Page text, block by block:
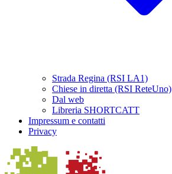
Strada Regina (RSI LA1)
Chiese in diretta (RSI ReteUno)
Dal web
Libreria SHORTCATT
Impressum e contatti
Privacy